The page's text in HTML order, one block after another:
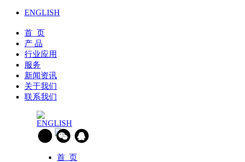
ENGLISH
首 页
产 品
行业应用
服务
新闻资讯
关于我们
联系我们
ENGLISH
首 页